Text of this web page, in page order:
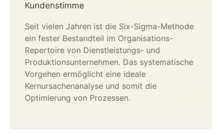
Kundenstimme
Seit vielen Jahren ist die Six-Sigma-Methode
ein fester Bestandteil im Organisations-
Repertoire von Dienstleistungs- und
Produktionsunternehmen. Das systematische
Vorgehen ermöglicht eine ideale
Kernursachenanalyse und somit die
Optimierung von Prozessen.